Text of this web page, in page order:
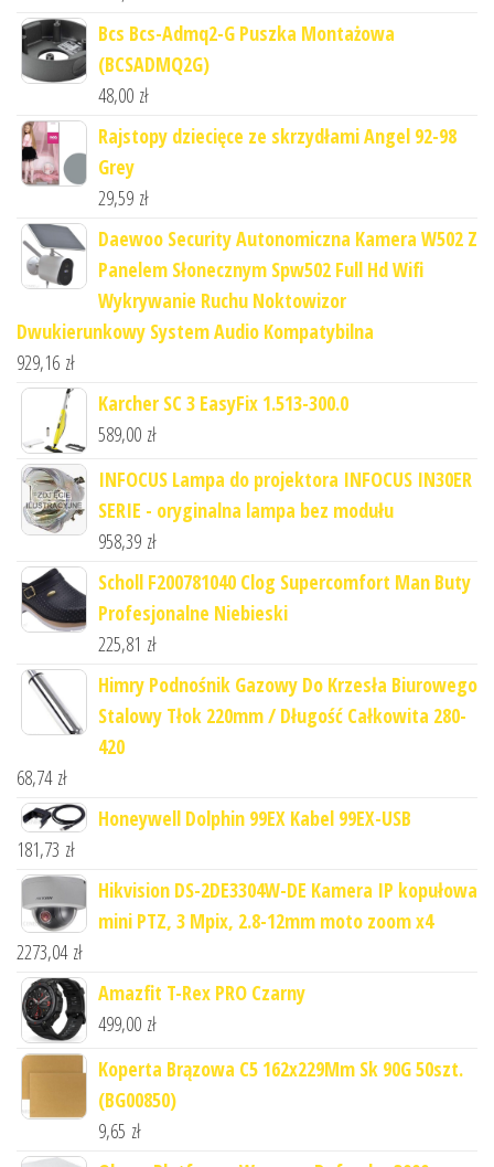
Bcs Bcs-Admq2-G Puszka Montażowa
(BCSADMQ2G)
48,00 zł
Rajstopy dziecięce ze skrzydłami Angel 92-98
Grey
29,59 zł
Daewoo Security Autonomiczna Kamera W502 Z
Panelem Słonecznym Spw502 Full Hd Wifi
Wykrywanie Ruchu Noktowizor
Dwukierunkowy System Audio Kompatybilna
929,16 zł
Karcher SC 3 EasyFix 1.513-300.0
589,00 zł
INFOCUS Lampa do projektora INFOCUS IN30ER
SERIE - oryginalna lampa bez modułu
958,39 zł
Scholl F200781040 Clog Supercomfort Man Buty
Profesjonalne Niebieski
225,81 zł
Himry Podnośnik Gazowy Do Krzesła Biurowego
Stalowy Tłok 220mm / Długość Całkowita 280-
420
68,74 zł
Honeywell Dolphin 99EX Kabel 99EX-USB
181,73 zł
Hikvision DS-2DE3304W-DE Kamera IP kopułowa
mini PTZ, 3 Mpix, 2.8-12mm moto zoom x4
2273,04 zł
Amazfit T-Rex PRO Czarny
499,00 zł
Koperta Brązowa C5 162x229Mm Sk 90G 50szt.
(BG00850)
9,65 zł